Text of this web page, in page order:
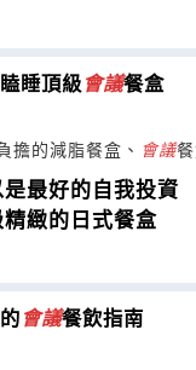
睡頂級會議餐盒
擔的減脂餐盒、 會議
最好的自我投資
緻的日式餐盒
會議餐飲指南